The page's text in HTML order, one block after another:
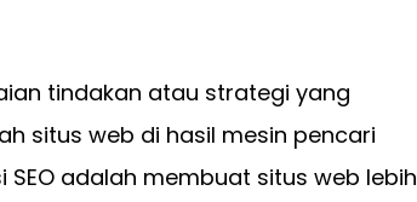
tindakan atau strategi yang
situs web di hasil mesin pencari
adalah membuat situs web lebih